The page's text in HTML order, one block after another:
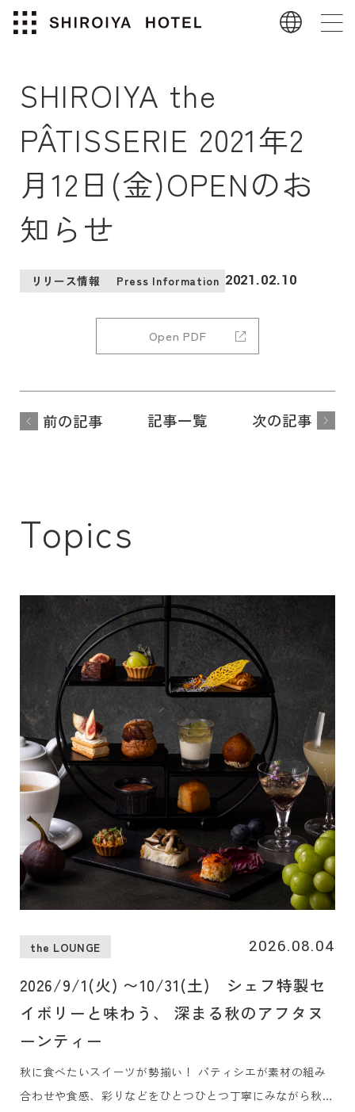
SHIROIYA the
PÂTISSERIE 2021年2
月12日(金)OPENのお
知らせ
リリース情報 Press Information 2021.02.10
Open PDF
前の記事 記事一覧 次の記事
Topics
the LOUNGE 2026.08.04
2026/9/1(火) 〜10/31(土) シェフ特製セ
イボリーと味わう、 深まる秋のアフタヌ
ーンティー
秋に食べたいスイーツが勢揃い！ パティシエが素材の組み
合わせや食感、彩りなどをひとつひとつ丁寧にみながら秋味